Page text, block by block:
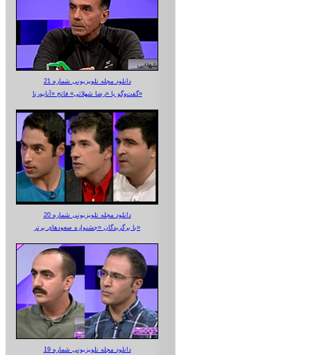
دانلود مجله تلویزیونی شماره 21
گفت‌وگو با «رضا شهلائی» فاتح «آناپورنا»
دانلود مجله تلویزیونی شماره 20
با برگزیدگان «جشنواره صعودهای برتر»
دانلود مجله تلویزیونی شماره 19